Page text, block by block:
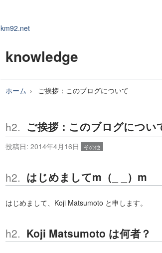
km92.net
knowledge
ホーム ご挨拶：このブログについて
ご挨拶：このブログについ
投稿日: 2014年4月16日 その他
はじめましてm（_ _）m
はじめまして、Koji Matsumoto と申します。
Koji Matsumoto は何者？